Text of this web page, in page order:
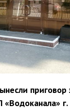
приговор